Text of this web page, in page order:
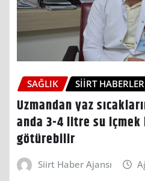
SAĞLIK SIIRT
Uzmandan yaz
anda 3-4 litre su
götürebilir
Siirt Haber Ajansı